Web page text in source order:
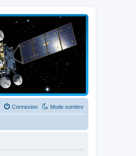
Mode sombre
Connexion